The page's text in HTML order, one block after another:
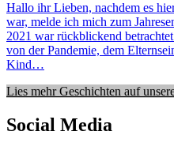
Hallo ihr Lieben, nachdem es
war, melde ich mich zum
2021 war rückblickend
von der Pandemie, dem
Kind…
Lies mehr Geschichten auf
Social Media